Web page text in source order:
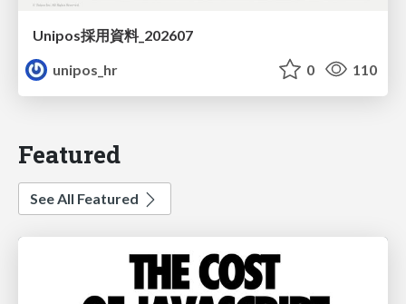
Unipos採用資料_202607
unipos_hr
0 110
Featured
See All Featured